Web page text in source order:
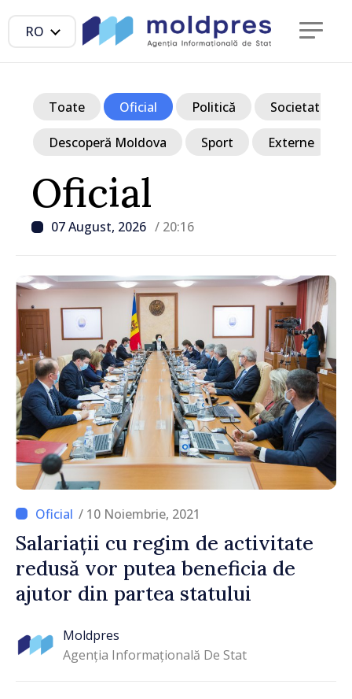
RO
Oficial
07 August, 2026 / 20:16
Toate Oficial Politică Societate
Descoperă Moldova Sport Externe
/ 10 Noiembrie, 2021
Salariații cu regim de activitate
redusă vor putea beneficia de
ajutor din partea statului
Moldpres
Agenția Informațională De Stat